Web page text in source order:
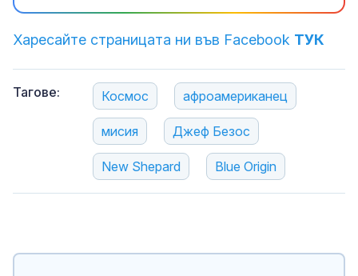
Харесайте страницата ни във Facebook ТУК
Тагове: Космос афроамериканец
мисия Джеф Безос
New Shepard Blue Origin